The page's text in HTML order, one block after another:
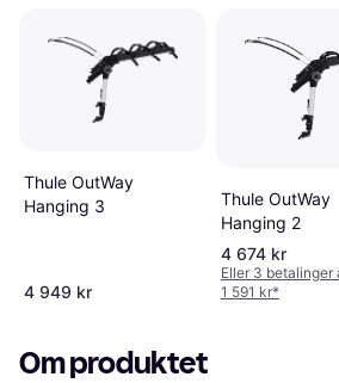
Thule OutWay
Hanging 3
4 949 kr
Thule OutWay
Hanging 2
4 674 kr
Eller 3 betalinger
1 591 kr*
Om produktet